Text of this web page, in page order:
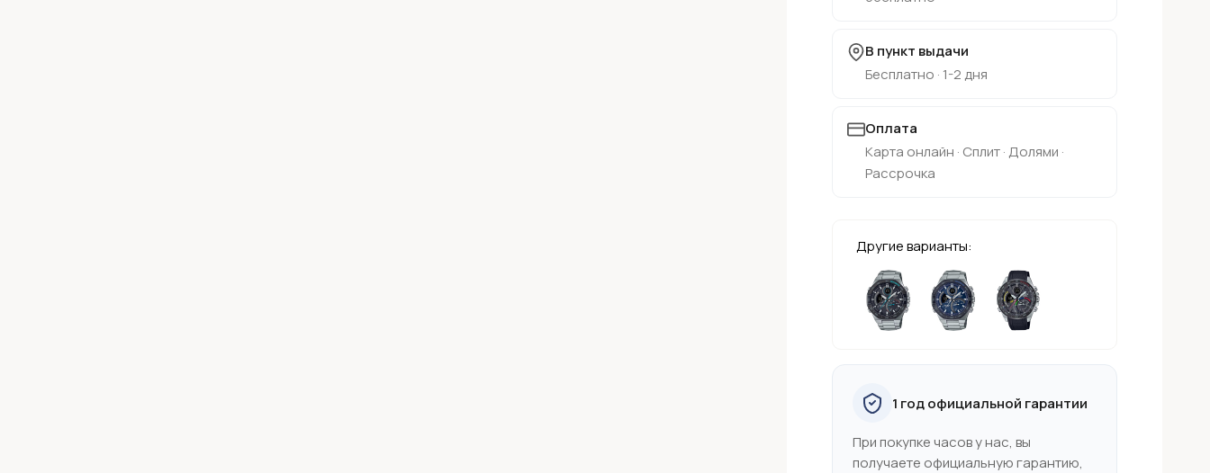
В пункт выдачи
Бесплатно · 1-2 дня
Оплата
Карта онлайн · Сплит · Долями ·
Рассрочка
Другие варианты:
1 год официальной гарантии
При покупке часов у нас, вы
получаете официальную гарантию,